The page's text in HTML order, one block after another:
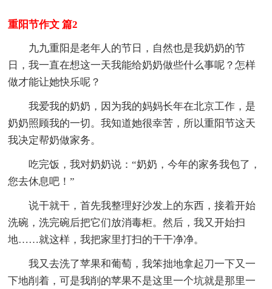
重阳节作文 篇2
九九重阳是老年人的节日，自然也是我奶奶的节
日，我一直在想这一天我能给奶奶做些什么事呢？怎样
做才能让她快乐呢？
我爱我的奶奶，因为我的妈妈长年在北京工作，是
奶奶照顾我的一切。我知道她很幸苦，所以重阳节这天
我决定帮奶做家务。
吃完饭，我对奶奶说：“奶奶，今年的家务我包了，
您去休息吧！”
说干就干，首先我整理好沙发上的东西，接着开始
洗碗，洗完碗后把它们放消毒柜。然后，我又开始扫
地……就这样，我把家里打扫的干干净净。
我又去洗了苹果和葡萄，我笨拙地拿起刀一下又一
下地削着，可是我削的苹果不是这里一个坑就是那里一